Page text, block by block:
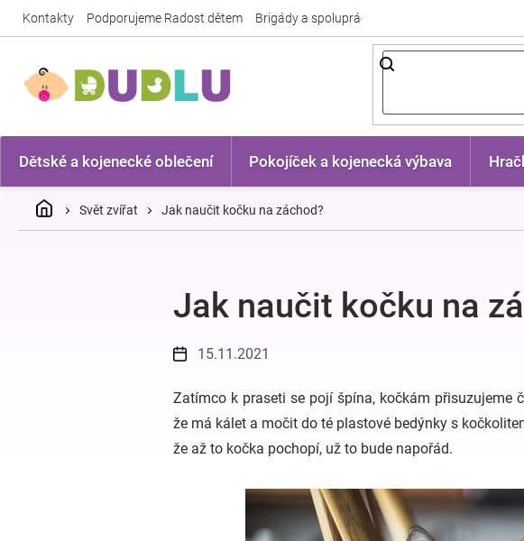
Kontakty Podporujeme Radost dětem Brigády a spolupráce
Dětské a kojenecké oblečení Pokojíček a kojenecká výbava
DomůSvět zvířat Jak naučit kočku na záchod?
Jak naučit kočku na
15.11.2021
Zatímco k praseti se pojí špína, kočkám přisuzujeme
že má kálet a močit do té plastové bedýnky s
že až to kočka pochopí, už to bude napořád.